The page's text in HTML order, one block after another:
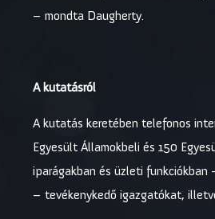
– mondta Daugherty.
A kutatásról
A kutatás keretében telefonos
Egyesült Államokbeli és 150
iparágakban és üzleti funkciókban
– tevékenykedő igazgatókat,